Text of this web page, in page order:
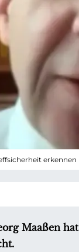
erkennen
Maaßen